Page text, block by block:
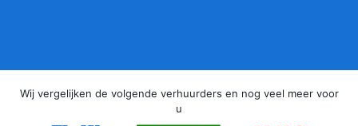
Wij vergelijken de volgende verhuurders en nog veel meer voor
u